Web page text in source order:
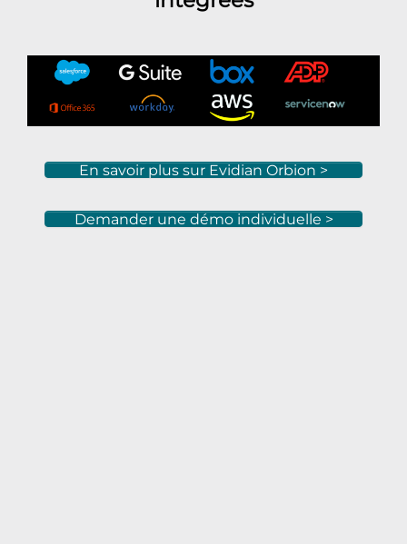
En savoir plus sur Evidian Orbion >
Demander une démo individuelle >